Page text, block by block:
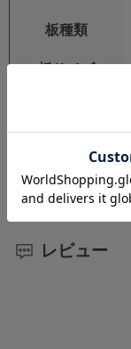
板種類
板サイズ
レビュー